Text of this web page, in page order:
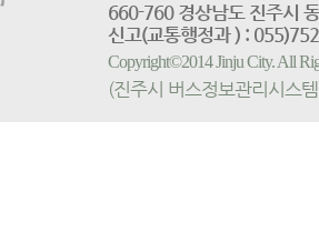
660-760 경상남도 진
신고(교통행정과 ) :
Copyright©2014 Jinju City. All
(진주시 버스정보관리시스